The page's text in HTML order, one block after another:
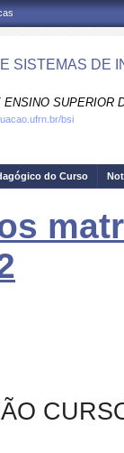
SISTEMAS DE
ENSINO SUPERIOR
bsi
do Curso